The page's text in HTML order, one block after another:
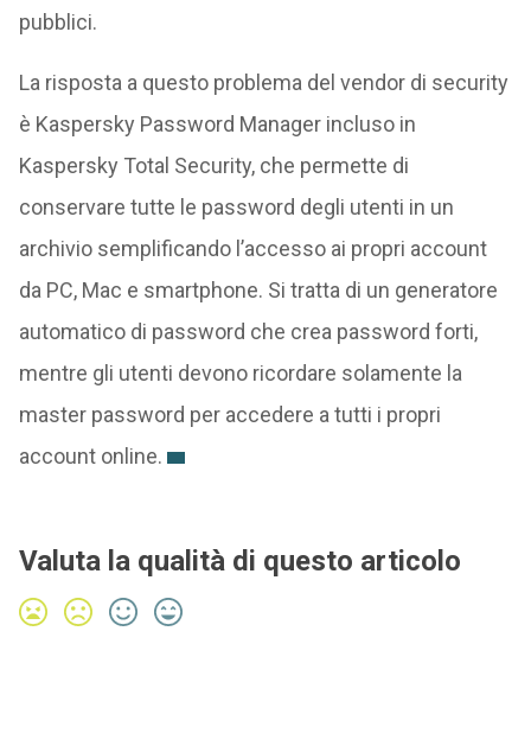
pubblici.
La risposta a questo problema del vendor di security
è Kaspersky Password Manager incluso in
Kaspersky Total Security, che permette di
conservare tutte le password degli utenti in un
archivio semplificando l’accesso ai propri account
da PC, Mac e smartphone. Si tratta di un generatore
automatico di password che crea password forti,
mentre gli utenti devono ricordare solamente la
master password per accedere a tutti i propri
account online.
Valuta la qualità di questo articolo